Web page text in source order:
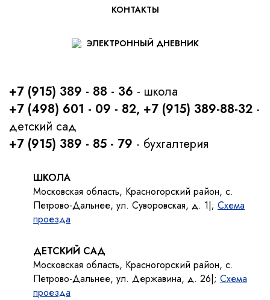
КОНТАКТЫ
ЭЛЕКТРОННЫЙ ДНЕВНИК
+7 (915) 389 - 88 - 36 - школа
+7 (498) 601 - 09 - 82, +7 (915) 389-88-32 -
детский сад
+7 (915) 389 - 85 - 79 - бухгалтерия
ШКОЛА
Московская область, Красногорский район, с.
Петрово-Дальнее, ул. Суворовская, д. 1|; Схема
проезда
ДЕТСКИЙ САД
Московская область, Красногорский район, с.
Петрово-Дальнее, ул. Державина, д. 26|; Схема
проезда